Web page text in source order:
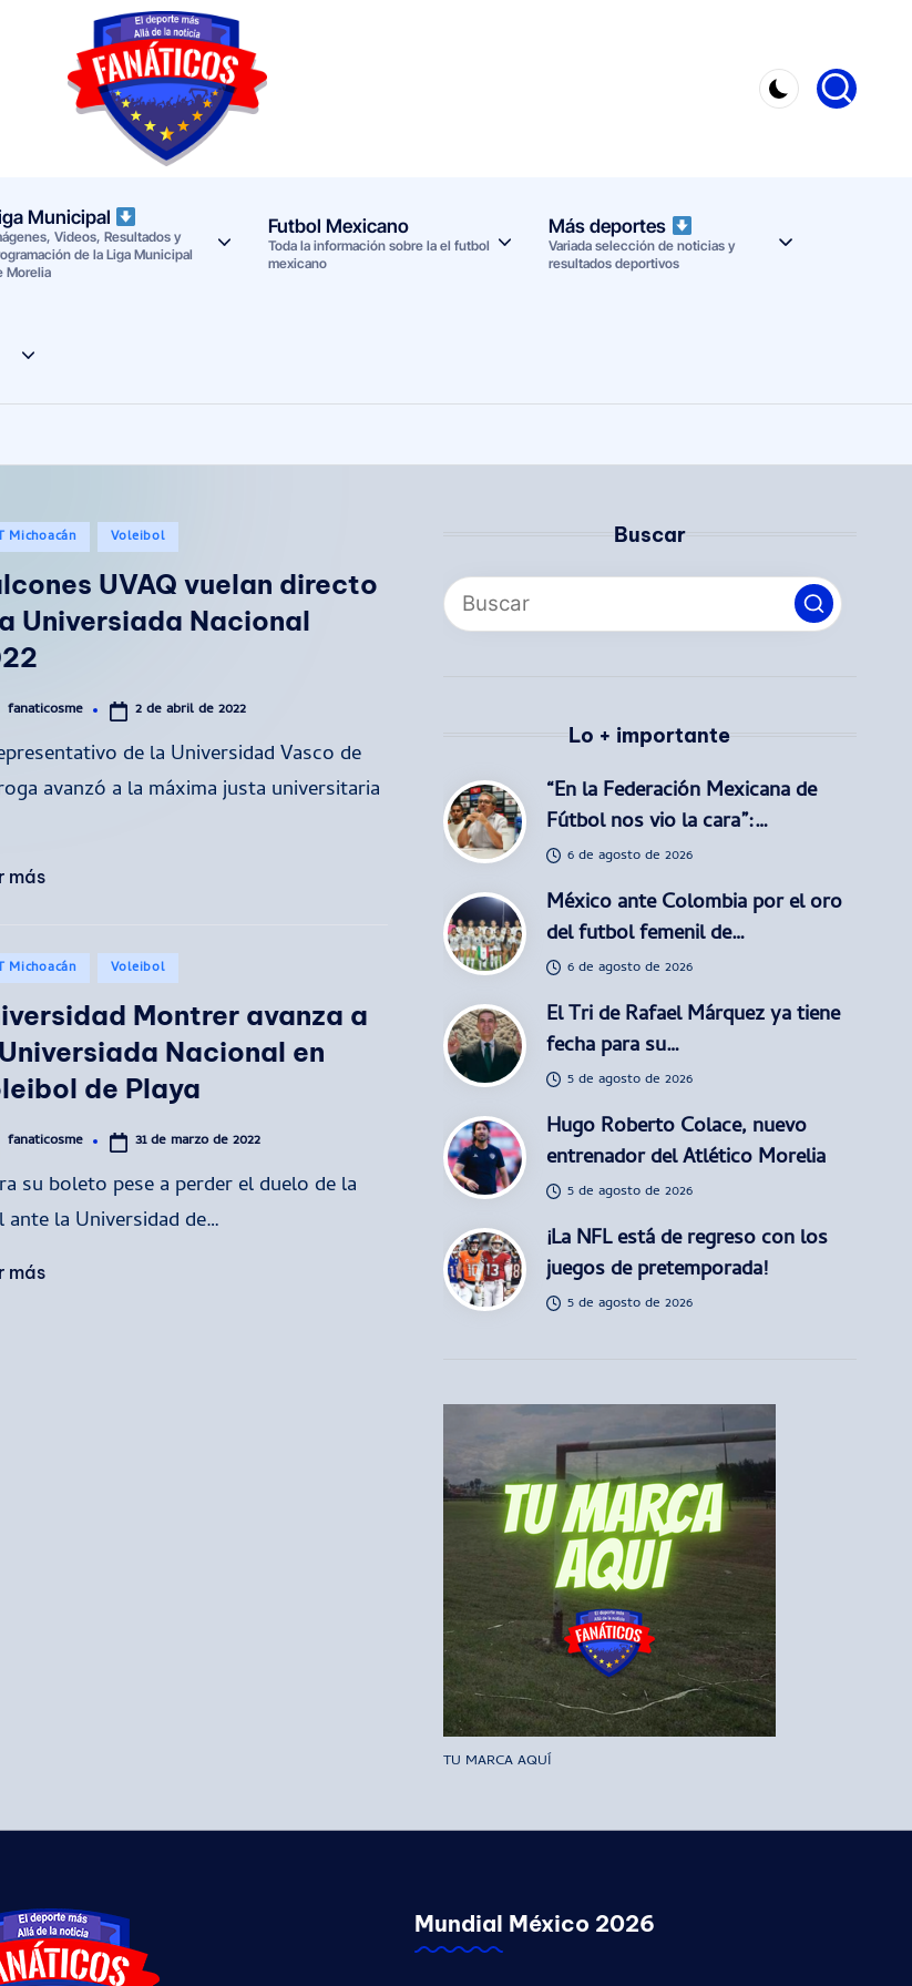
F
a
a
Noticias
deportivas
2026
Municipal
Videos, Resultados y
de la Liga Municipal
Morelia
Futbol Mexicano
Toda la información sobre la el futbol
mexicano
Más deportes
Variada selección de noticias y
resultados deportivos
Michoacán Voleibol
UVAQ vuelan directo
Universiada Nacional
fanaticosme 2 de abril de 2022
de la Universidad Vasco de
avanzó a la máxima justa universitaria
más
Michoacán Voleibol
Montrer avanza a
Nacional en
de Playa
fanaticosme 31 de marzo de 2022
su boleto pese a perder el duelo de la
ante la Universidad de…
más
Buscar
Lo + importante
“En la Federación Mexicana de
Fútbol nos vio la cara”:…
6 de agosto de 2026
México ante Colombia por el oro
del futbol femenil de…
6 de agosto de 2026
El Tri de Rafael Márquez ya tiene
fecha para su…
5 de agosto de 2026
Hugo Roberto Colace, nuevo
entrenador del Atlético Morelia
5 de agosto de 2026
¡La NFL está de regreso con los
juegos de pretemporada!
5 de agosto de 2026
TU MARCA AQUÍ
Mundial México 2026